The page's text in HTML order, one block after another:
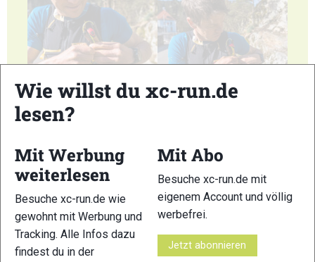
11 12
Wie willst du xc-run.de
lesen?
Mit Werbung
weiterlesen
Besuche xc-run.de wie
gewohnt mit Werbung und
Tracking. Alle Infos dazu
findest du in der
Mit Abo
Besuche xc-run.de mit
eigenem Account und völlig
werbefrei.
Jetzt abonnieren